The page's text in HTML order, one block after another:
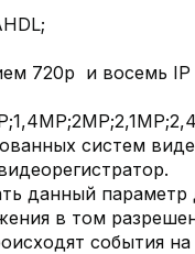
720p и восемь IP
систем
данный параметр
в том
события